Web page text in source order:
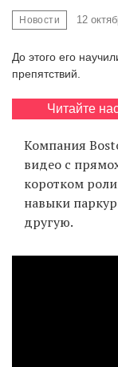
Новости 12
До этого его
препятствий.
Читайте
Компания
видео с
коротком
навыки
другую.